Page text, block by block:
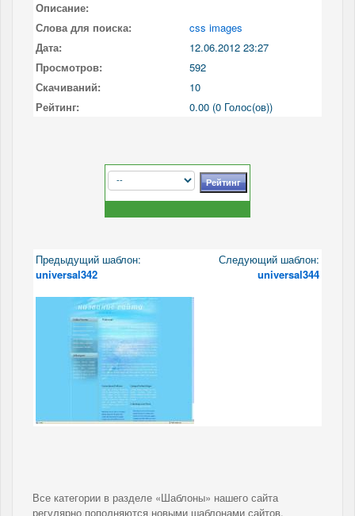
Описание:
Слова для поиска:
css images
Дата:
12.06.2012 23:27
Просмотров:
592
Скачиваний:
10
Рейтинг:
0.00 (0 Голос(ов))
Предыдущий шаблон:
universal342
Следующий шаблон:
universal344
Все категории в разделе «Шаблоны» нашего сайта
регулярно пополняются новыми шаблонами сайтов,